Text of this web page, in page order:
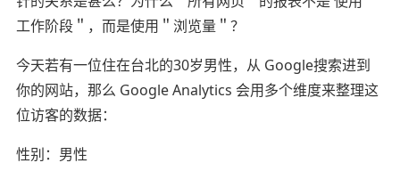
工作阶段＂，而是使用＂浏览量＂？
今天若有一位住在台北的30岁男性，从 Google搜索进到
你的网站，那么 Google Analytics 会用多个维度来整理这
位访客的数据：
性别：男性